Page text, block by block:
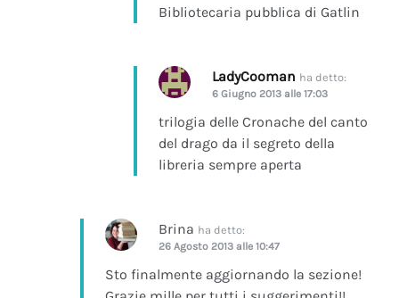
Bibliotecaria pubblica di Gatlin
LadyCooman ha detto:
6 Giugno 2013 alle 17:03
trilogia delle Cronache del canto
del drago da il segreto della
libreria sempre aperta
Brina ha detto:
26 Agosto 2013 alle 10:47
Sto finalmente aggiornando la sezione!